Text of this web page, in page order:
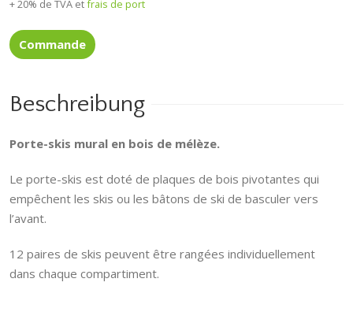
+ 20% de TVA etfrais de port
Commande
Beschreibung
Porte-skis mural en bois de mélèze.
Le porte-skis est doté de plaques de bois pivotantes qui
empêchent les skis ou les bâtons de ski de basculer vers
l’avant.
12 paires de skis peuvent être rangées individuellement
dans chaque compartiment.